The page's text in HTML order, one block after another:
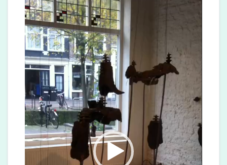
Video
Player